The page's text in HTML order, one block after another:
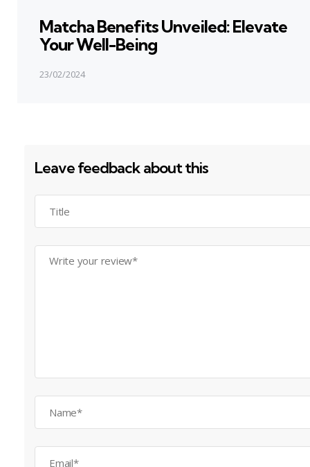
Matcha Benefits Unveiled: Elevate
Your Well-Being
23/02/2024
Leave feedback about this